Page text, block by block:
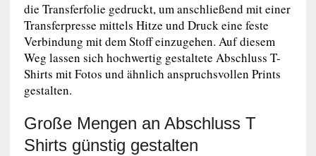
die Transferfolie gedruckt, um anschließend mit einer
Transferpresse mittels Hitze und Druck eine feste
Verbindung mit dem Stoff einzugehen. Auf diesem
Weg lassen sich hochwertig gestaltete Abschluss T-
Shirts mit Fotos und ähnlich anspruchsvollen Prints
gestalten.
Große Mengen an Abschluss T
Shirts günstig gestalten